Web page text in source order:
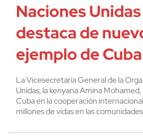
Naciones Unidas
destaca de
ejemplo de Cuba
La Vicesecretaria General de la
Unidas, la kenyana Amina
Cuba en la cooperación
millones de vidas en las comunidades